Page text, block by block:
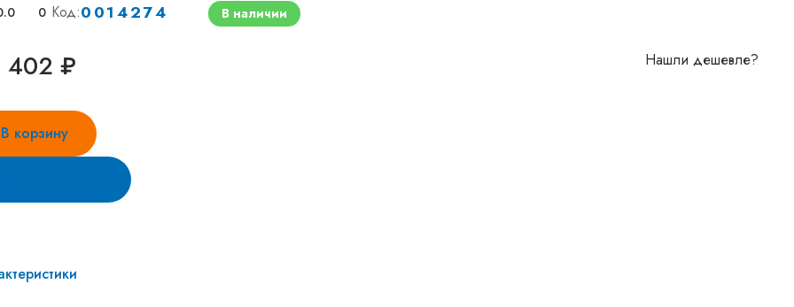
0 Код:0014274 В наличии
402 ₽ Нашли дешевле?
В корзину